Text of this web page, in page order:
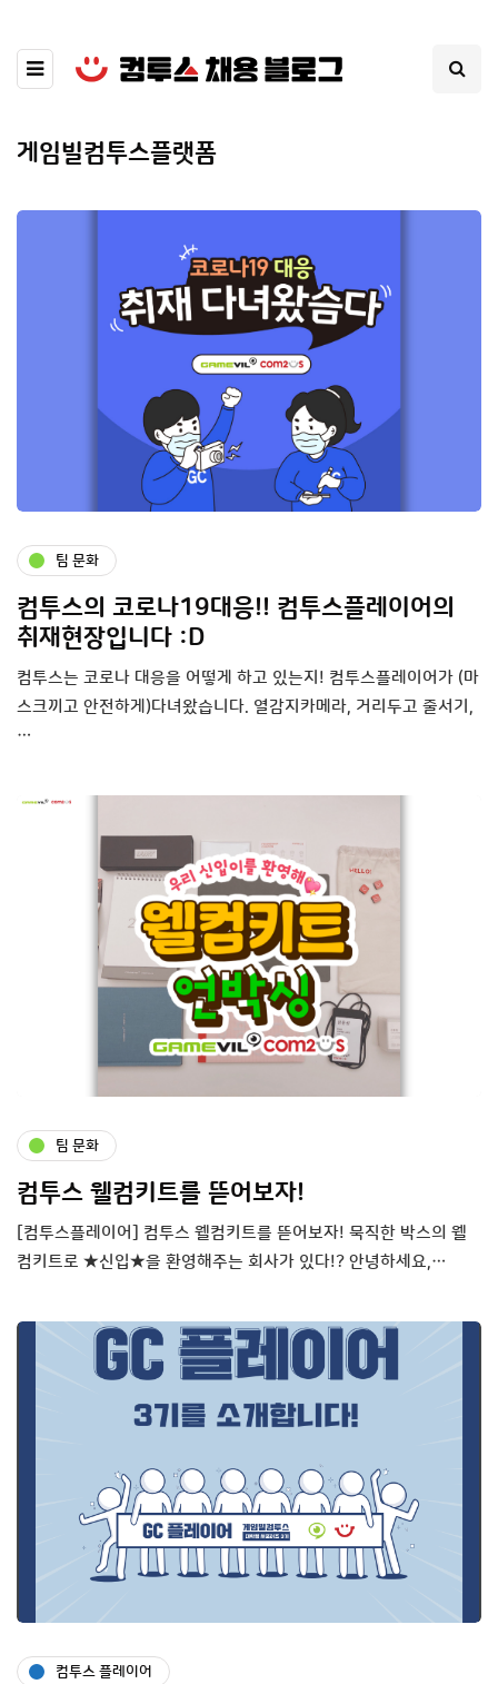
게임빌컴투스플랫폼
팀 문화
컴투스의 코로나19대응!! 컴투스플레이어의
취재현장입니다 :D
컴투스는 코로나 대응을 어떻게 하고 있는지! 컴투스플레이어가 (마
스크끼고 안전하게)다녀왔습니다. 열감지카메라, 거리두고 줄서기,
…
팀 문화
컴투스 웰컴키트를 뜯어보자!
[컴투스플레이어] 컴투스 웰컴키트를 뜯어보자! 묵직한 박스의 웰
컴키트로 ★신입★을 환영해주는 회사가 있다!? 안녕하세요,…
컴투스 플레이어